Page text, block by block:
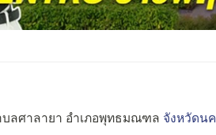
ลศาลายา อำเภอพุทธมณฑล จังหวัดน